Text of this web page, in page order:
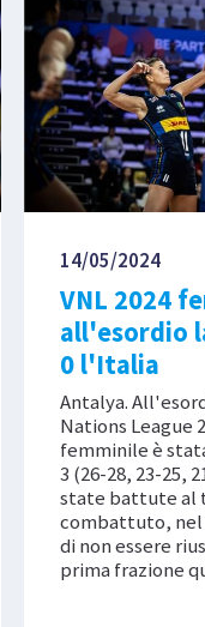
14/05/2024
VNL 2024
all'esordio
0 l'Italia
Antalya.
Nations League
femminile è
3 (26-28, 23-25,
state battute al
combattuto, nel
di non essere
prima frazione